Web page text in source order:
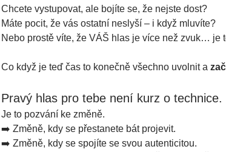
Chcete vystupovat, ale bojíte se, že nejste dost?
Máte pocit, že vás ostatní neslyší – i když mluvíte?
Nebo prostě víte, že VÁŠ hlas je více než zvuk… je
Co když je teď čas to konečně všechno uvolnit a
Pravý hlas pro tebe není kurz o technice.
Je to pozvání ke změně.
➡️ Změně, kdy se přestanete bát projevit.
➡️ Změně, kdy se spojíte se svou autenticitou.